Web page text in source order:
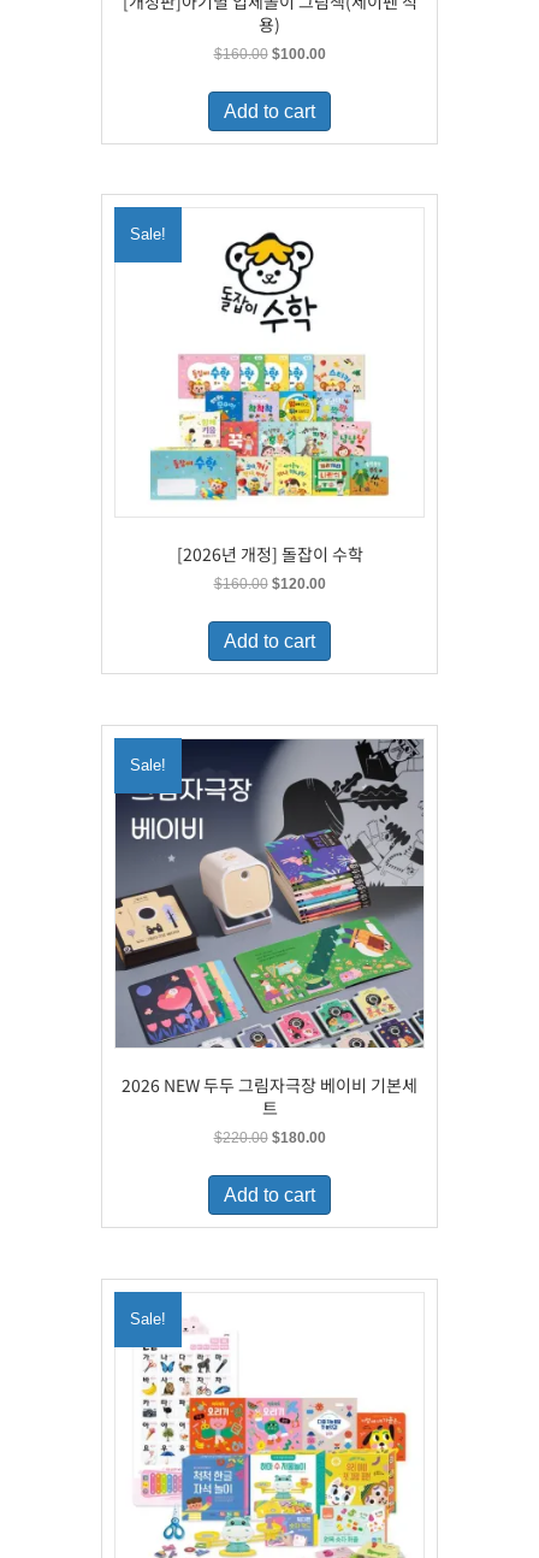
용)
$160.00 Original
was:
$160.00.
$100.00Current
is:
Add to cart
Sale!
[2026년 개정] 돌잡이 수학
$160.00 Original
was:
$160.00.
$120.00Current
is:
Add to cart
Sale!
2026 NEW 두두 그림자극장 베이비 기본세
트
$220.00 Original
was:
$220.00.
$180.00Current
is:
Add to cart
Sale!